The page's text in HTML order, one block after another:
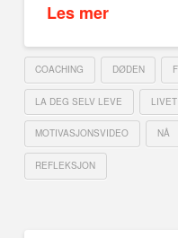
Les mer
COACHING DØDEN
LA DEG SELV LEVE
MOTIVASJONSVIDEO NÅ
REFLEKSJON